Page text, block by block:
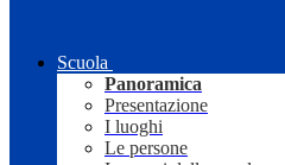
Scuola
Panoramica
Presentazione
I luoghi
Le persone